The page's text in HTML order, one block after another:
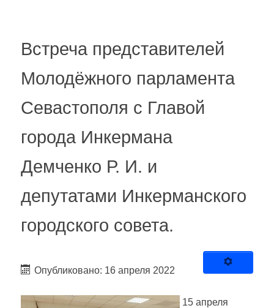
Встреча представителей
Молодёжного парламента
Севастополя с Главой
города Инкермана
Демченко Р. И. и
депутатами Инкерманского
городского совета.
Опубликовано: 16 апреля 2022
15 апреля